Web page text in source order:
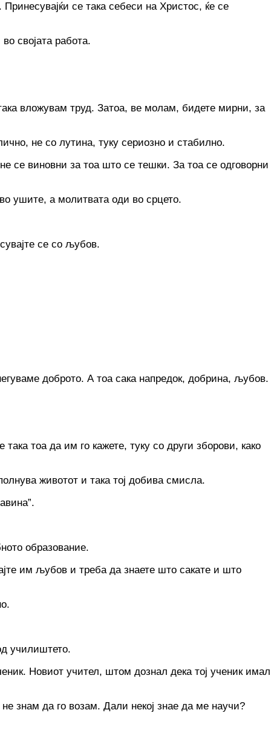
се така себеси на Христос, ќе се
својата работа.
вложувам труд. Затоа, ве молам, бидете мирни, за
не co лутина, туку сериозно и стабилно.
се виновни за тоа што се тешки. За тоа се одговорни
ушите, а молитвата оди во срцето.
се co љубов.
доброто. А тоа сака напредок, добрина, љубов.
тоа да им го кажете, туку co други зборови, како
животот и така тој добива смисла.
образование.
им љубов и треба да знаете што сакате и што
училиштето.
Новиот учител, штом дознал дека тој ученик имал
знам да го возам. Дали некој знае да ме научи?